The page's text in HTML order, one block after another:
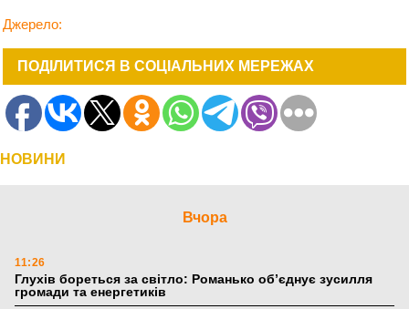
Джерело:
ПОДІЛИТИСЯ В СОЦІАЛЬНИХ МЕРЕЖАХ
НОВИНИ
Вчора
11:26
Глухів бореться за світло: Романько об’єднує зусилля
громади та енергетиків